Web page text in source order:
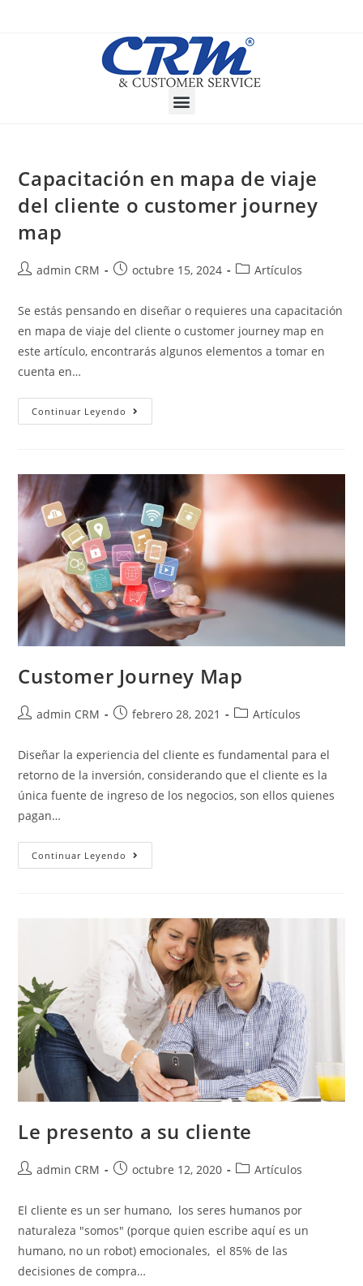
Capacitación en mapa de viaje
del cliente o customer journey
map
admin CRM octubre 15, 2024 Artículos
Se estás pensando en diseñar o requieres una capacitación
en mapa de viaje del cliente o customer journey map en
este artículo, encontrarás algunos elementos a tomar en
cuenta en…
Continuar Leyendo
Customer Journey Map
admin CRM febrero 28, 2021 Artículos
Diseñar la experiencia del cliente es fundamental para el
retorno de la inversión, considerando que el cliente es la
única fuente de ingreso de los negocios, son ellos quienes
pagan…
Continuar Leyendo
Le presento a su cliente
admin CRM octubre 12, 2020 Artículos
El cliente es un ser humano, los seres humanos por
naturaleza "somos" (porque quien escribe aquí es un
humano, no un robot) emocionales, el 85% de las
decisiones de compra…